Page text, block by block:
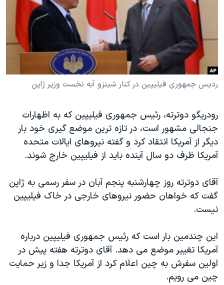
فرهنگ و زندگی
حقوق شهروندی
اقتصادی
علم و فناوری
اسرائیل در جنگ
آرشیو پخش زنده
مستندها
انتخابات ریاست جمهوری آمریکا ۲۰۲۴
حمله جمهوری اسلامی به اسرائیل
رمز مهسا
ورزش زنان در ایران
مجموعه مستندهای دادخواهی
تریبونال مردمی آبان ۹۸
دادگاه حمید نوری
قانون شفافیت دارائی کادر رهبری ایران
اعتراضات مردمی آبان ۹۸
نرگس محمدی برنده جایزه نوبل صلح
همایش محافظه‌کاران آمریکا «سی‌پک»
صفحه‌های ویژه
دنبال کنید
زبانهای مختلف
ردیس جمهوری فیلیپین در کنار شینزو آبه نخست وزیر ژاپن
رودریگو دوترته، رئیس جمهوری فیلیپین که به اظهارات
جنجالی مشهور است، در تازه ترین موضع گیری خود بار
دیگر از آمریکا انتقاد کرد و گفته نیروهای ایالات متحده
آمریکا ظرف دو سال آینده باید از فیلیپین خارج شوند.
آقای دوترته روز چهارشنبه پنجم آبان در سفر رسمی به ژاپن
گفت که خواهان حضور نیروهای خارجی در خاک فیلیپین
نیست.
این چندمین بار است که رئیس جمهوری فیلیپین درباره
آمریکا تغییر موضع می دهد. آقای دوترته هفته پیش در
اولین سفرش به چین اعلام کرد از آمریکا جدا و زیر حمایت
چین می رویم.